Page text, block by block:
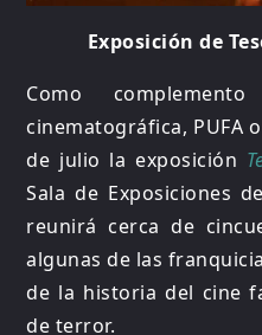
Exposición de
Como
cinematográfica, PUFA
de julio la exposición
Sala de Exposiciones
reunirá cerca de
algunas de las
de la historia del cine
de terror.